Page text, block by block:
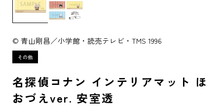
© 青山剛昌／小学館・読売テレビ・TMS 1996
名探偵コナン インテリアマット ほ
おづえver. 安室透